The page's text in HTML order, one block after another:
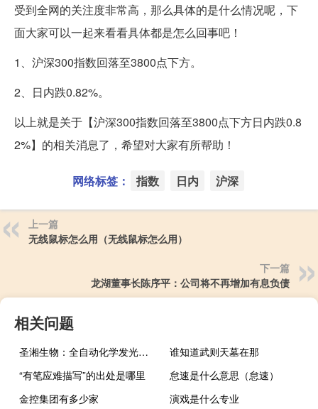
受到全网的关注度非常高，那么具体的是什么情况呢，下
面大家可以一起来看看具体都是怎么回事吧！
1、沪深300指数回落至3800点下方。
2、日内跌0.82%。
以上就是关于【沪深300指数回落至3800点下方日内跌0.8
2%】的相关消息了，希望对大家有所帮助！
网络标签： 指数 日内 沪深
上一篇
无线鼠标怎么用（无线鼠标怎么用）
下一篇
龙湖董事长陈序平：公司将不再增加有息负债
相关问题
圣湘生物：全自动化学发光免疫分析仪获得欧盟CE认证
谁知道武则天墓在那
“有笔应难描写”的出处是哪里
怠速是什么意思（怠速）
金控集团有多少家
演戏是什么专业